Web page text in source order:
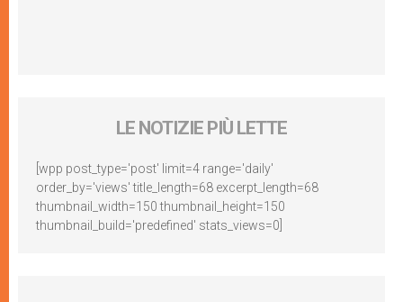
LE NOTIZIE PIÙ LETTE
[wpp post_type='post' limit=4 range='daily'
order_by='views' title_length=68 excerpt_length=68
thumbnail_width=150 thumbnail_height=150
thumbnail_build='predefined' stats_views=0]